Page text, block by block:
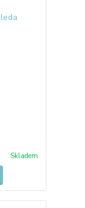
Skladem